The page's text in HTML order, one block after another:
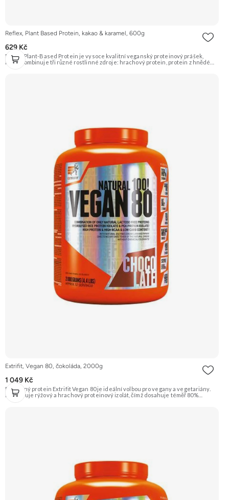
Reflex, Plant Based Protein, kakao & karamel, 600g
629 Kč
Reflex Plant-Based Protein je vysoce kvalitní veganský proteinový prášek,
který kombinuje tři různé rostlinné zdroje: hrachový protein, protein z hnědé
Extrifit, Vegan 80, čokoláda, 2000g
1 049 Kč
Rostlinný protein Extrifit Vegan 80 je ideální volbou pro vegany a vegetariány.
Kombinuje rýžový a hrachový proteinový izolát, čímž dosahuje téměř 80%